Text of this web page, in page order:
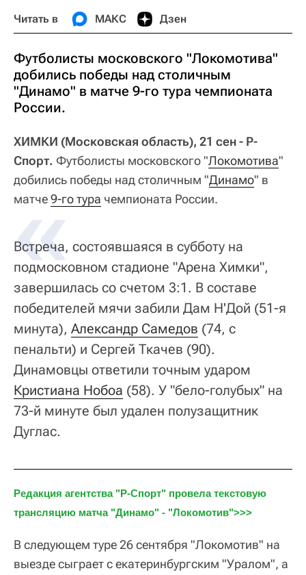
Читать в МАКС Дзен
Футболисты московского "Локомотива"
добились победы над столичным
"Динамо" в матче 9-го тура чемпионата
России.
ХИМКИ (Московская область), 21 сен - Р-
Спорт. Футболисты московского "Локомотива"
добились победы над столичным "Динамо" в
матче9-го тура чемпионата России.
Встреча, состоявшаяся в субботу на
подмосковном стадионе "Арена Химки",
завершилась со счетом 3:1. В составе
победителей мячи забили Дам Н'Дой (51-я
минута), Александр Самедов (74, с
пенальти) и Сергей Ткачев (90).
Динамовцы ответили точным ударом
Кристиана Нобоа (58). У "бело-голубых" на
73-й минуте был удален полузащитник
Дуглас.
Редакция агентства "Р-Спорт" провела текстовую
трансляцию матча "Динамо" - "Локомотив">>>
В следующем туре 26 сентября "Локомотив" на
выезде сыграет с екатеринбургским "Уралом", а